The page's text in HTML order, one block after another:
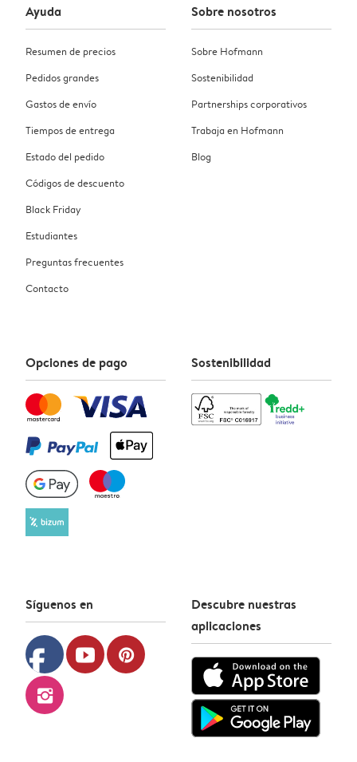
Ayuda
Resumen de precios
Pedidos grandes
Gastos de envío
Tiempos de entrega
Estado del pedido
Códigos de descuento
Black Friday
Estudiantes
Preguntas frecuentes
Contacto
Sobre nosotros
Sobre Hofmann
Sostenibilidad
Partnerships corporativos
Trabaja en Hofmann
Blog
Opciones de pago Sostenibilidad
Síguenos en
facebook youtube pinterest
instagram
Descubre nuestras
aplicaciones